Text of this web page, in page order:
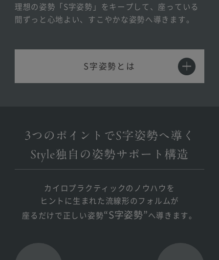
理想の姿勢「S字姿勢」をキープして、座っている
間ずっと心地よい、すこやかな姿勢へ導きます。
S字姿勢とは
カイロプラクティックのノウハウを
ヒントに生まれた流線形のフォルムが
座るだけで正しい姿勢“S字姿勢”へ導きます。